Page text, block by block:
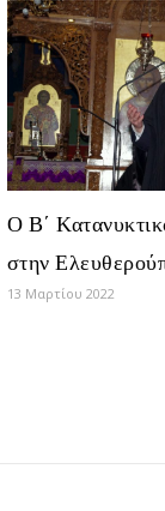
Ο Β΄
στην
13 Μαρτίου 2022